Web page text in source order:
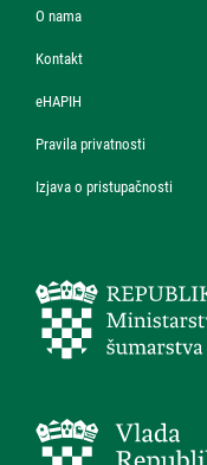
O nama
Kontakt
eHAPIH
Pravila privatnosti
Izjava o pristupačnosti